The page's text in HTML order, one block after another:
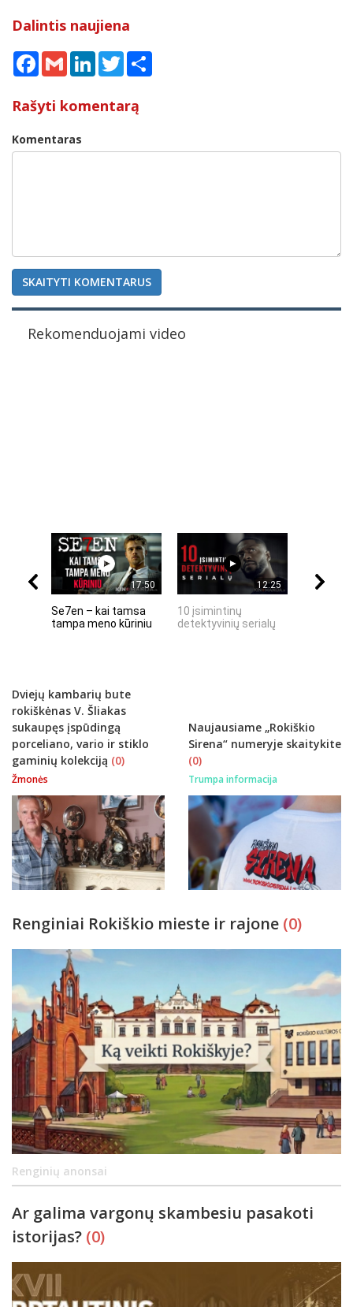
Dalintis naujiena
Facebook
Gmail LinkedInTwitter
Rašyti komentarą
Komentaras
SKAITYTI KOMENTARUS
Rekomenduojami video
17:50
Se7en – kai tamsa
tampa meno kūriniu
12:25
10 įsimintinų
detektyvinių serialų
Dviejų kambarių bute
rokiškėnas V. Šliakas
sukaupęs įspūdingą
porceliano, vario ir stiklo
gaminių kolekciją (0)
Žmonės
Naujausiame „Rokiškio
Sirena“ numeryje skaitykite
(0)
Trumpa informacija
Renginiai Rokiškio mieste ir rajone (0)
Renginių anonsai
Ar galima vargonų skambesiu pasakoti
istorijas? (0)